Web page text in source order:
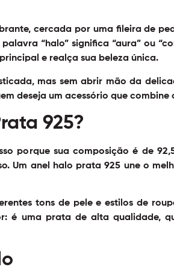
cercada por uma fileira de
“halo” significa “aura” ou
e realça sua beleza única.
mas sem abrir mão da
deseja um acessório que combine
925?
porque sua composição é de
Um anel halo prata 925 une o
tons de pele e estilos de
é uma prata de alta qualidade,